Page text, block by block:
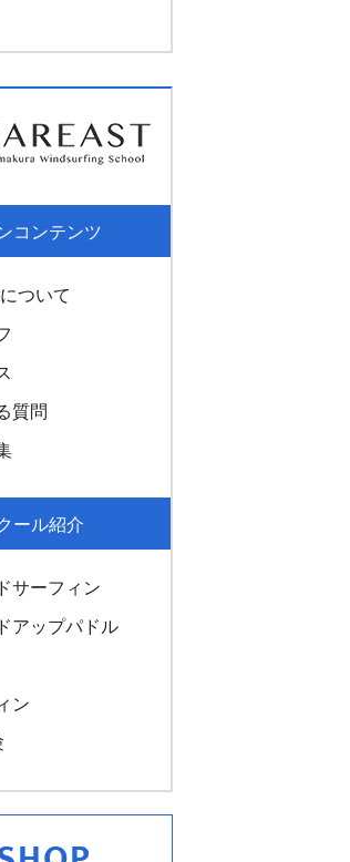
コンテンツ
ついて
質問
ール紹介
サーフィン
アップパドル
ン